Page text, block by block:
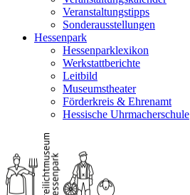
Veranstaltungstipps
Sonderausstellungen
Hessenpark
Hessenparklexikon
Werkstattberichte
Leitbild
Museumstheater
Förderkreis & Ehrenamt
Hessische Uhrmacherschule